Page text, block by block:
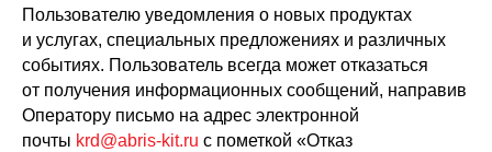
Пользователю уведомления о новых продуктах
и услугах, специальных предложениях и различных
событиях. Пользователь всегда может отказаться
от получения информационных сообщений, направив
Оператору письмо на адрес электронной
почты krd@abris-kit.ru с пометкой «Отказ